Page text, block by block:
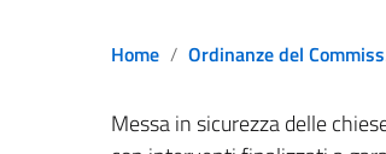
Home Ordinanze del Commissario Straordinario
Messa in sicurezza delle